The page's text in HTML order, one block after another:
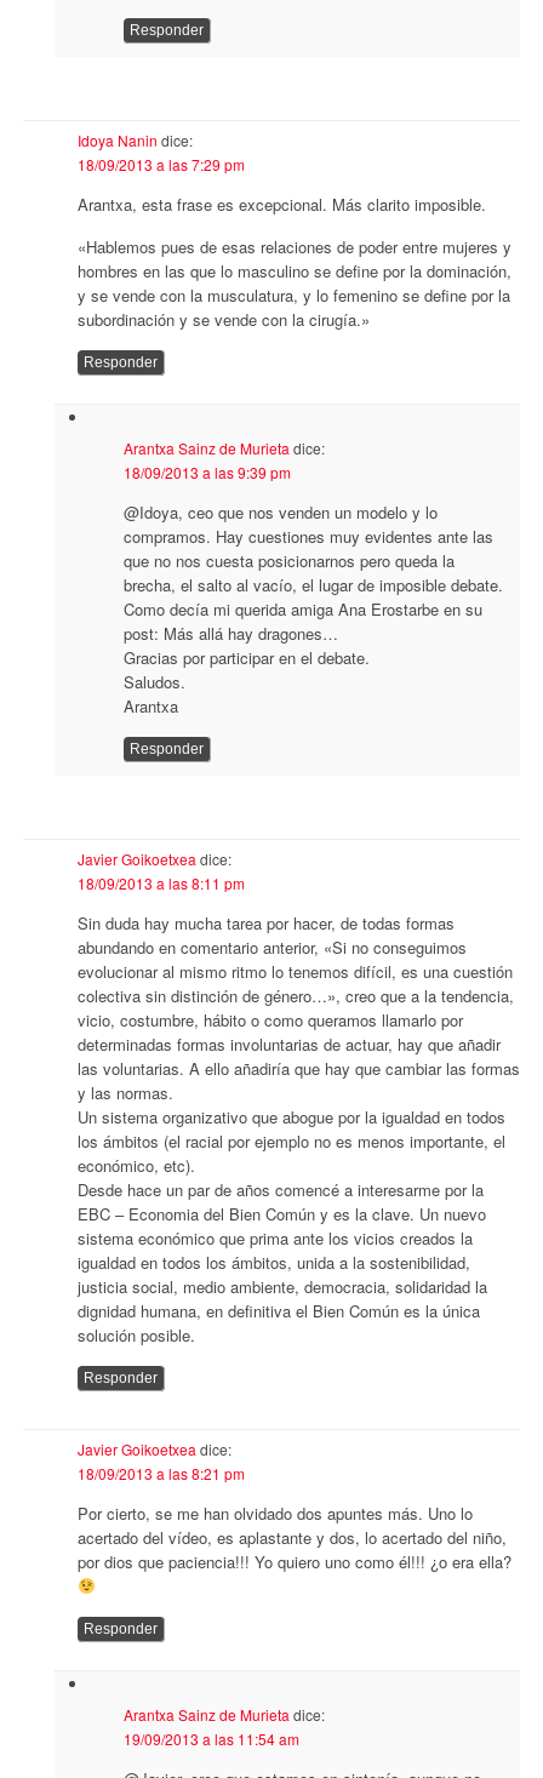
Responder
Idoya Nanin dice:
18/09/2013 a las 7:29 pm
Arantxa, esta frase es excepcional. Más clarito imposible.
«Hablemos pues de esas relaciones de poder entre mujeres y
hombres en las que lo masculino se define por la dominación,
y se vende con la musculatura, y lo femenino se define por la
subordinación y se vende con la cirugía.»
Responder
Arantxa Sainz de Murieta dice:
18/09/2013 a las 9:39 pm
@Idoya, ceo que nos venden un modelo y lo
compramos. Hay cuestiones muy evidentes ante las
que no nos cuesta posicionarnos pero queda la
brecha, el salto al vacío, el lugar de imposible debate.
Como decía mi querida amiga Ana Erostarbe en su
post: Más allá hay dragones…
Gracias por participar en el debate.
Saludos.
Arantxa
Responder
Javier Goikoetxea dice:
18/09/2013 a las 8:11 pm
Sin duda hay mucha tarea por hacer, de todas formas
abundando en comentario anterior, «Si no conseguimos
evolucionar al mismo ritmo lo tenemos difícil, es una cuestión
colectiva sin distinción de género…», creo que a la tendencia,
vicio, costumbre, hábito o como queramos llamarlo por
determinadas formas involuntarias de actuar, hay que añadir
las voluntarias. A ello añadiría que hay que cambiar las formas
y las normas.
Un sistema organizativo que abogue por la igualdad en todos
los ámbitos (el racial por ejemplo no es menos importante, el
económico, etc).
Desde hace un par de años comencé a interesarme por la
EBC – Economia del Bien Común y es la clave. Un nuevo
sistema económico que prima ante los vicios creados la
igualdad en todos los ámbitos, unida a la sostenibilidad,
justicia social, medio ambiente, democracia, solidaridad la
dignidad humana, en definitiva el Bien Común es la única
solución posible.
Responder
Javier Goikoetxea dice:
18/09/2013 a las 8:21 pm
Por cierto, se me han olvidado dos apuntes más. Uno lo
acertado del vídeo, es aplastante y dos, lo acertado del niño,
por dios que paciencia!!! Yo quiero uno como él!!! ¿o era ella?
Responder
Arantxa Sainz de Murieta dice:
19/09/2013 a las 11:54 am